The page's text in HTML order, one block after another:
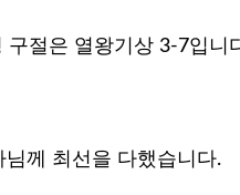
구절은 열왕기상 3-7입니
께 최선을 다했습니다.